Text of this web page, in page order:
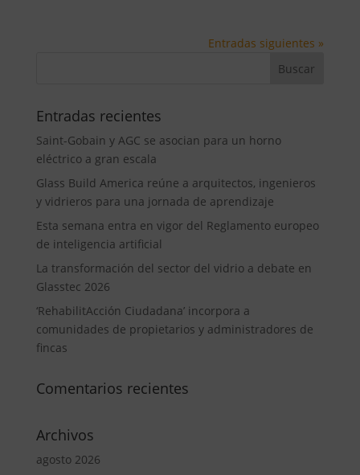
Entradas siguientes »
Entradas recientes
Saint-Gobain y AGC se asocian para un horno
eléctrico a gran escala
Glass Build America reúne a arquitectos, ingenieros
y vidrieros para una jornada de aprendizaje
Esta semana entra en vigor del Reglamento europeo
de inteligencia artificial
La transformación del sector del vidrio a debate en
Glasstec 2026
‘RehabilitAcción Ciudadana’ incorpora a
comunidades de propietarios y administradores de
fincas
Comentarios recientes
Archivos
agosto 2026